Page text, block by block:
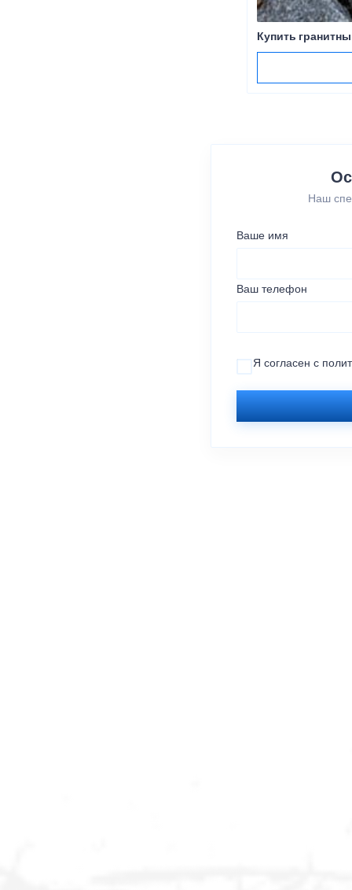
Купить
Наш
Ваше имя
Ваш телефон
Я согласен с